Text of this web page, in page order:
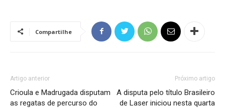
Compartilhe
Artigo anterior
Crioula e Madrugada disputam
as regatas de percurso do
Próximo artigo
A disputa pelo título Brasileiro
de Laser iniciou nesta quarta